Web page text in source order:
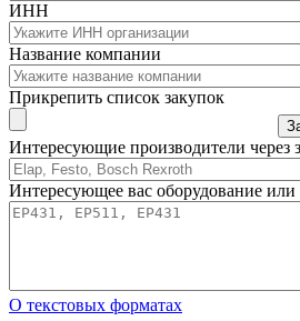
ИНН
Название компании
Прикрепить список закупок
Интересующие производители через
Интересующее вас оборудование или
О текстовых форматах